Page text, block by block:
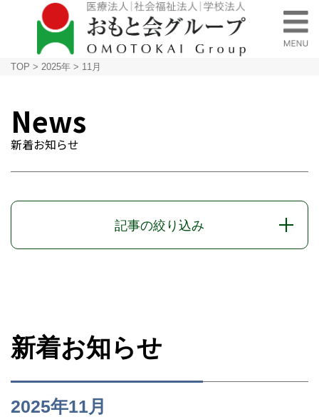
TOP > 2025年 > 11月
News
新着お知らせ
記事の絞り込み
新着お知らせ
2025年11月